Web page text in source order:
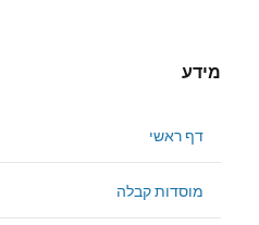
מידע
דף ראשי
מוסדות קבלה